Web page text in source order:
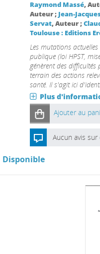
Raymond Massé,
Auteur ; Jean-
Servat, Auteur ;
Toulouse : Editions
Les mutations
publique (loi HPST,
génèrent des
terrain des actions
santé. Il s'agit ici
Plus
Ajouter au
Aucun avis
Disponible